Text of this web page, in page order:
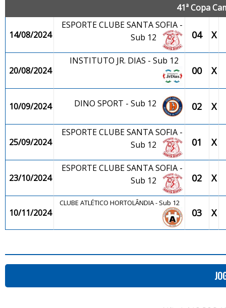
41ª Copa
14/08/2024
ESPORTE CLUBE SANTA SOFIA -
Sub 12
04 X
20/08/2024
INSTITUTO JR. DIAS - Sub 12
00 X
10/09/2024 DINO SPORT - Sub 12 02 X
25/09/2024
ESPORTE CLUBE SANTA SOFIA -
Sub 12
01 X
23/10/2024
ESPORTE CLUBE SANTA SOFIA -
Sub 12
02 X
10/11/2024
CLUBE ATLÉTICO HORTOLÂNDIA - Sub 12
03 X